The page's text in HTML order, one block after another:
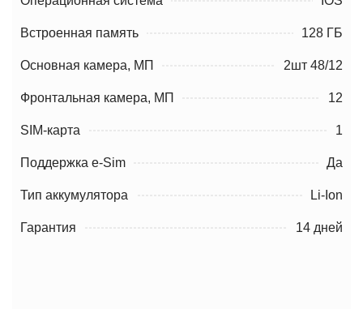
Встроенная память 128 ГБ
Основная камера, МП 2шт 48/12
Фронтальная камера, МП 12
SIM-карта 1
Поддержка e-Sim Да
Тип аккумулятора Li-Ion
Гарантия 14 дней